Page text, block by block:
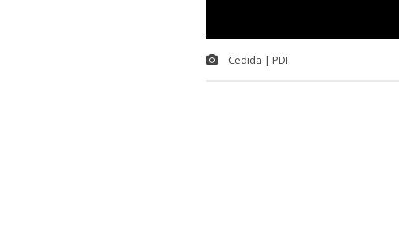
Cedida | PDI